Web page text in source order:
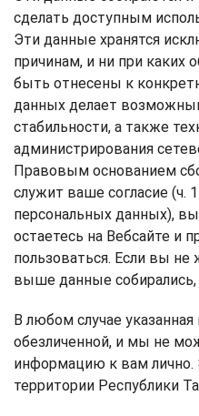
сделать доступным
Эти данные хранятся
причинам, и ни при каких
быть отнесены к
данных делает
стабильности, а также
администрирования
Правовым основанием
служит ваше согласие (ч.
персональных данных),
остаетесь на Вебсайте и
пользоваться. Если вы
выше данные собирались,
В любом случае
обезличенной, и мы не
информацию к вам лично.
территории Республики